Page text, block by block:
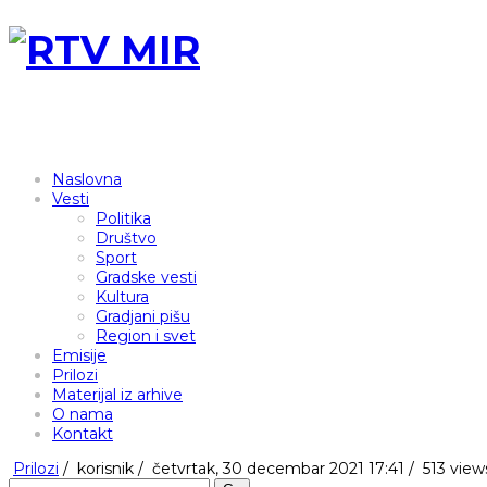
Naslovna
Vesti
Politika
Društvo
Sport
Gradske vesti
Kultura
Gradjani pišu
Region i svet
Emisije
Prilozi
Materijal iz arhive
O nama
Kontakt
Prilozi / korisnik / četvrtak, 30 decembar 2021 17:41 / 513